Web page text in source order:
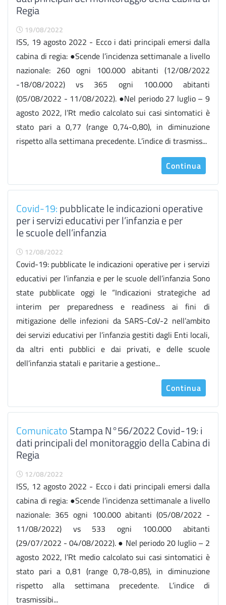
Regia
19/08/2022
ISS, 19 agosto 2022 - Ecco i dati principali emersi dalla
cabina di regia: ●Scende l’incidenza settimanale a livello
nazionale: 260 ogni 100.000 abitanti (12/08/2022
-18/08/2022) vs 365 ogni 100.000 abitanti
(05/08/2022 - 11/08/2022). ●Nel periodo 27 luglio – 9
agosto 2022, l’Rt medio calcolato sui casi sintomatici è
stato pari a 0,77 (range 0,74-0,80), in diminuzione
rispetto alla settimana precedente. L’indice di trasmiss...
Continua
Covid-19:pubblicate le indicazioni operative
per i servizi educativi per l’infanzia e per
le scuole dell’infanzia
12/08/2022
Covid-19: pubblicate le indicazioni operative per i servizi
educativi per l’infanzia e per le scuole dell’infanzia Sono
state pubblicate oggi le “Indicazioni strategiche ad
interim per preparedness e readiness ai fini di
mitigazione delle infezioni da SARS-CoV-2 nell’ambito
dei servizi educativi per l’infanzia gestiti dagli Enti locali,
da altri enti pubblici e dai privati, e delle scuole
dell’infanzia statali e paritarie a gestione...
Continua
ComunicatoStampa N°56/2022 Covid-19: i
dati principali del monitoraggio della Cabina di
Regia
12/08/2022
ISS, 12 agosto 2022 - Ecco i dati principali emersi dalla
cabina di regia: ●Scende l’incidenza settimanale a livello
nazionale: 365 ogni 100.000 abitanti (05/08/2022 -
11/08/2022) vs 533 ogni 100.000 abitanti
(29/07/2022 - 04/08/2022). ● Nel periodo 20 luglio – 2
agosto 2022, l’Rt medio calcolato sui casi sintomatici è
stato pari a 0,81 (range 0,78-0,85), in diminuzione
rispetto alla settimana precedente. L’indice di
trasmissibi...